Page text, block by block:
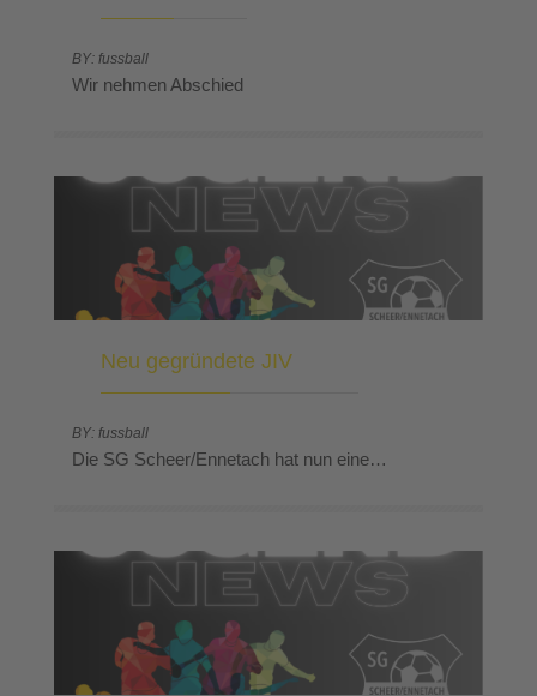
BY: fussball
Wir nehmen Abschied
Neu gegründete JIV
BY: fussball
Die SG Scheer/Ennetach hat nun eine…